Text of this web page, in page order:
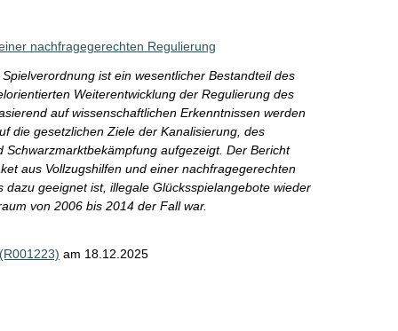
nachfragegerechten Regulierung
ist ein wesentlicher Bestandteil des
Weiterentwicklung der Regulierung des
auf wissenschaftlichen Erkenntnissen werden
die gesetzlichen Ziele der Kanalisierung, des
aufgezeigt. Der Bericht
aus Vollzugshilfen und einer nachfragegerechten
geeignet ist, illegale Glücksspielangebote wieder
von 2006 bis 2014 der Fall war.
am 18.12.2025